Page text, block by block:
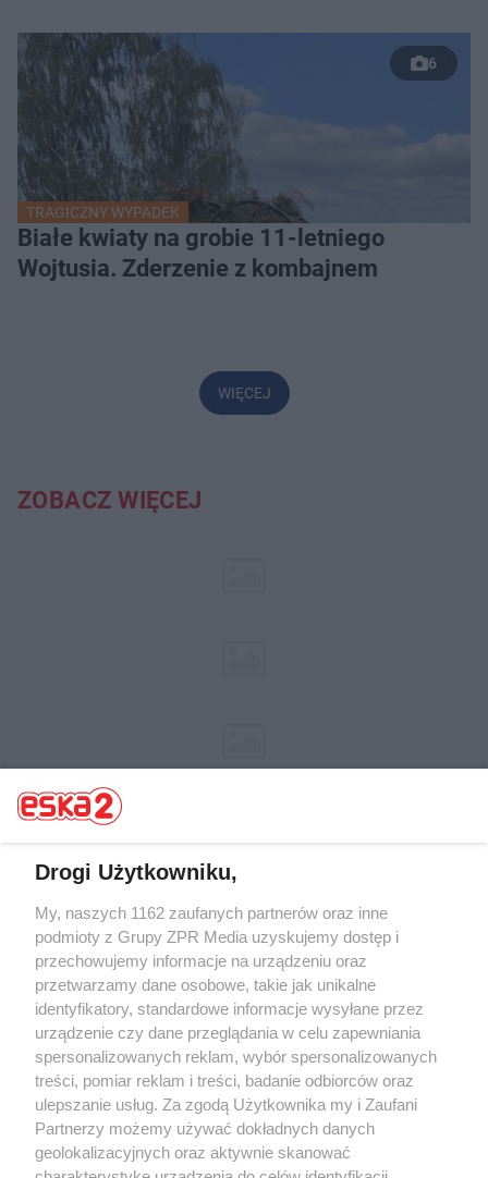
6
TRAGICZNY WYPADEK
Białe kwiaty na grobie 11-letniego
Wojtusia. Zderzenie z kombajnem
WIĘCEJ
ZOBACZ WIĘCEJ
Żaden utwór zamieszczony w serwisie nie może być powielany i
rozpowszechniany lub dalej rozpowszechniany w jakikolwiek sposób (w
tym także elektroniczny lub mechaniczny) na jakimkolwiek polu
eksploatacji w jakiejkolwiek formie, włącznie z umieszczaniem w Internecie
bez pisemnej zgody właściciela praw. Jakiekolwiek użycie lub
wykorzystanie utworów w całości lub w części z naruszeniem prawa, tzn.
bez właściwej zgody, jest zabronione pod groźbą kary i może być ścigane
prawnie.
Drogi Użytkowniku,
My, naszych 1162 zaufanych partnerów oraz inne
podmioty z Grupy ZPR Media uzyskujemy dostęp i
przechowujemy informacje na urządzeniu oraz
przetwarzamy dane osobowe, takie jak unikalne
identyfikatory, standardowe informacje wysyłane przez
urządzenie czy dane przeglądania w celu zapewniania
spersonalizowanych reklam, wybór spersonalizowanych
treści, pomiar reklam i treści, badanie odbiorców oraz
ulepszanie usług. Za zgodą Użytkownika my i Zaufani
Partnerzy możemy używać dokładnych danych
geolokalizacyjnych oraz aktywnie skanować